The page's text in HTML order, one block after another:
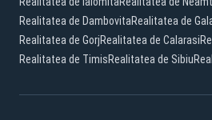
Realitatea de DambovitaRealitatea de
Realitatea de GorjRealitatea de Calarasi
Realitatea de TimisRealitatea de Sibiu